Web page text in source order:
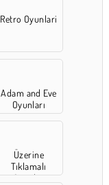
Retro Oyunlari
Adam and Eve
Oyunları
Üzerine
Tıklamalı
Oyunlar